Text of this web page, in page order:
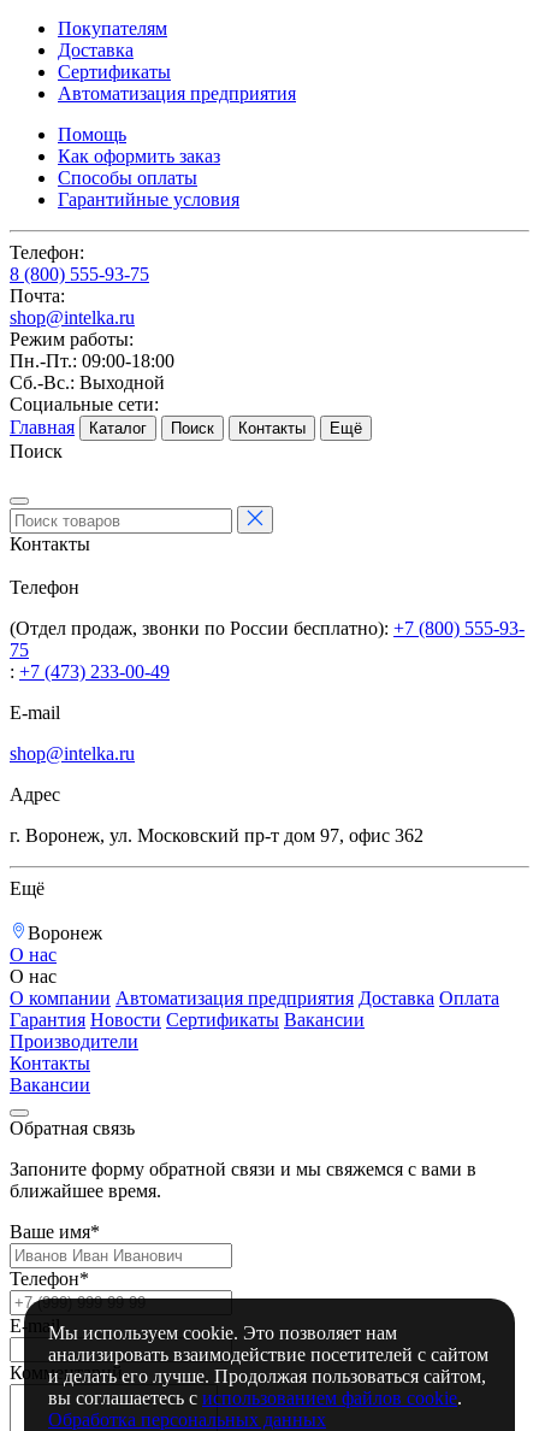
Покупателям
Доставка
Сертификаты
Автоматизация предприятия
Помощь
Как оформить заказ
Способы оплаты
Гарантийные условия
Телефон:
8 (800) 555-93-75
Почта:
shop@intelka.ru
Режим работы:
Пн.-Пт.: 09:00-18:00
Сб.-Вс.: Выходной
Социальные сети:
Главная
Каталог Поиск Контакты Ещё
Поиск
Контакты
Телефон
(Отдел продаж, звонки по России бесплатно): +7 (800) 555-93-
75
: +7 (473) 233-00-49
E-mail
shop@intelka.ru
Адрес
г. Воронеж, ул. Московский пр-т дом 97, офис 362
Ещё
Воронеж
О нас
О нас
О компании Автоматизация предприятия Доставка Оплата
Гарантия Новости Сертификаты Вакансии
Производители
Контакты
Вакансии
Обратная связь
Запоните форму обратной связи и мы свяжемся с вами в
ближайшее время.
Ваше имя*
Телефон*
E-mail
Комментарий
Мы используем cookie. Это позволяет нам
анализировать взаимодействие посетителей с сайтом
и делать его лучше. Продолжая пользоваться сайтом,
вы соглашаетесь с использованием файлов cookie.
Обработка персональных данных